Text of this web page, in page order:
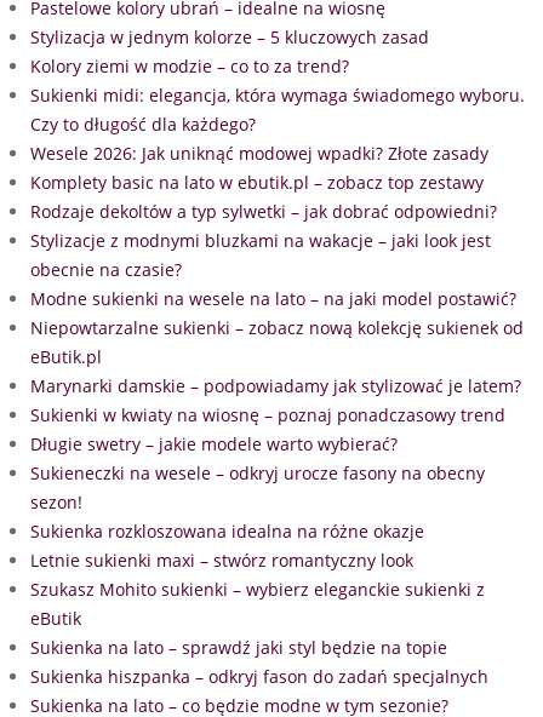
Pastelowe kolory ubrań – idealne na wiosnę
Stylizacja w jednym kolorze – 5 kluczowych zasad
Kolory ziemi w modzie – co to za trend?
Sukienki midi: elegancja, która wymaga świadomego wyboru.
Czy to długość dla każdego?
Wesele 2026: Jak uniknąć modowej wpadki? Złote zasady
Komplety basic na lato w ebutik.pl – zobacz top zestawy
Rodzaje dekoltów a typ sylwetki – jak dobrać odpowiedni?
Stylizacje z modnymi bluzkami na wakacje – jaki look jest
obecnie na czasie?
Modne sukienki na wesele na lato – na jaki model postawić?
Niepowtarzalne sukienki – zobacz nową kolekcję sukienek od
eButik.pl
Marynarki damskie – podpowiadamy jak stylizować je latem?
Sukienki w kwiaty na wiosnę – poznaj ponadczasowy trend
Długie swetry – jakie modele warto wybierać?
Sukieneczki na wesele – odkryj urocze fasony na obecny
sezon!
Sukienka rozkloszowana idealna na różne okazje
Letnie sukienki maxi – stwórz romantyczny look
Szukasz Mohito sukienki – wybierz eleganckie sukienki z
eButik
Sukienka na lato – sprawdź jaki styl będzie na topie
Sukienka hiszpanka – odkryj fason do zadań specjalnych
Sukienka na lato – co będzie modne w tym sezonie?